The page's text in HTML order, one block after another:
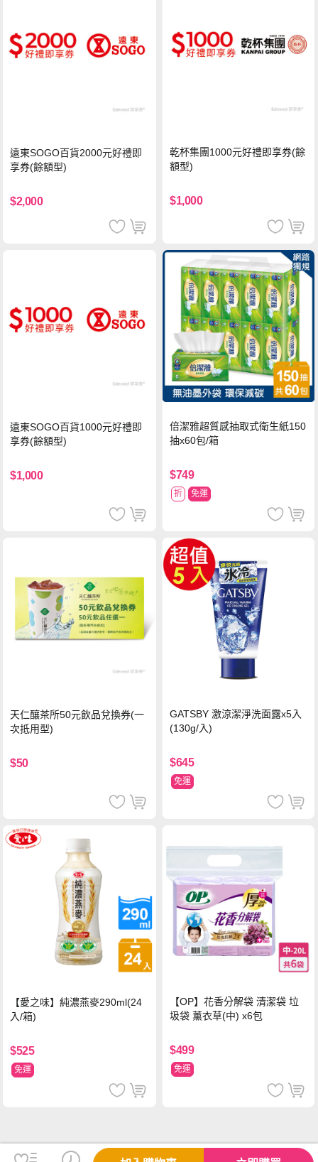
遠東SOGO百貨2000元好禮即
享券(餘額型)
$2,000
乾杯集團1000元好禮即享券(餘
額型)
$1,000
遠東SOGO百貨1000元好禮即
享券(餘額型)
$1,000
倍潔雅超質感抽取式衛生紙150
抽x60包/箱
$749
折 免運
天仁釀茶所50元飲品兌換券(一
次抵用型)
$50
GATSBY 激涼潔淨洗面露x5入
(130g/入)
$645
免運
【愛之味】純濃燕麥290ml(24
入/箱)
$525
免運
【OP】花香分解袋 清潔袋 垃
圾袋 薰衣草(中) x6包
$499
免運